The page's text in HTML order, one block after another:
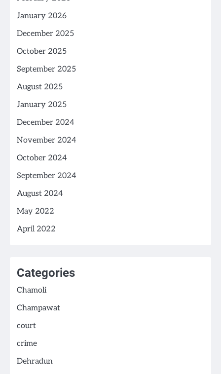
January 2026
December 2025
October 2025
September 2025
August 2025
January 2025
December 2024
November 2024
October 2024
September 2024
August 2024
May 2022
April 2022
Categories
Chamoli
Champawat
court
crime
Dehradun